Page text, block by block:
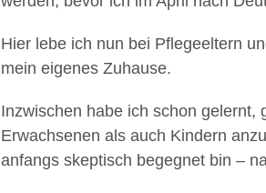
Hier lebe ich nun bei Pflegeeltern
mein eigenes Zuhause.
Inzwischen habe ich schon gelernt,
Erwachsenen als auch Kindern
anfangs skeptisch begegnet bin –